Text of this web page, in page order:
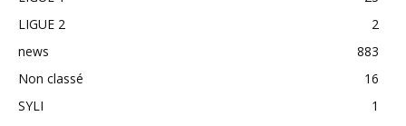
LIGUE 2
2
news
883
Non classé
16
SYLI
1